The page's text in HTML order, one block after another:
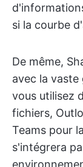
si la courbe
De même,
avec la
vous utilisez
fichiers,
Teams pour
s'intégrera